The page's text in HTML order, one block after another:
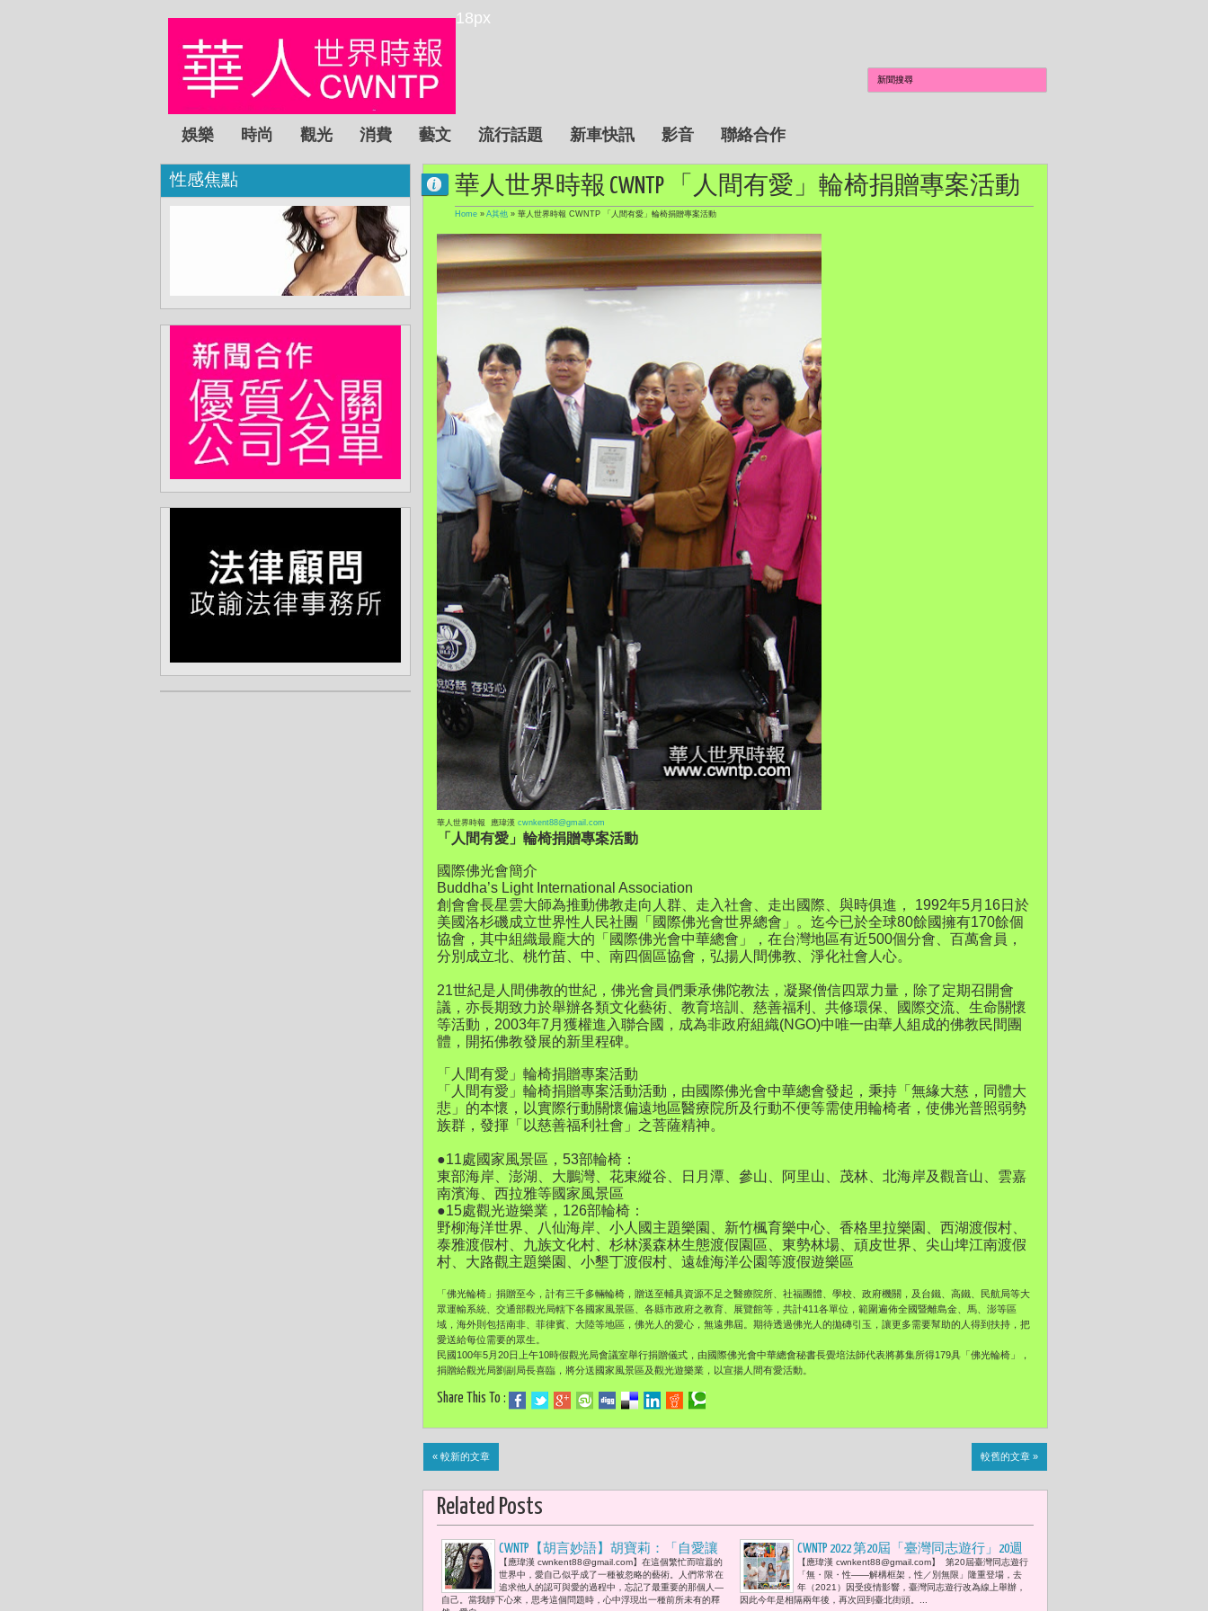
18px
娛樂 時尚 觀光 消費 藝文 流行話題 新車快訊 影音 聯絡合作
華人世界時報 CWNTP 「人間有愛」輪椅捐贈專案活動
Home » A其他 » 華人世界時報 CWNTP 「人間有愛」輪椅捐贈專案活動
華人世界時報 應瑋漢 cwnkent88@gmail.com
「人間有愛」輪椅捐贈專案活動
國際佛光會簡介
Buddha’s Light International Association
創會會長星雲大師為推動佛教走向人群、走入社會、走出國際、與時俱進， 1992年5月16日於
美國洛杉磯成立世界性人民社團「國際佛光會世界總會」。迄今已於全球80餘國擁有170餘個
協會，其中組織最龐大的「國際佛光會中華總會」，在台灣地區有近500個分會、百萬會員，
分別成立北、桃竹苗、中、南四個區協會，弘揚人間佛教、淨化社會人心。
21世紀是人間佛教的世紀，佛光會員們秉承佛陀教法，凝聚僧信四眾力量，除了定期召開會
議，亦長期致力於舉辦各類文化藝術、教育培訓、慈善福利、共修環保、國際交流、生命關懷
等活動，2003年7月獲權進入聯合國，成為非政府組織(NGO)中唯一由華人組成的佛教民間團
體，開拓佛教發展的新里程碑。
「人間有愛」輪椅捐贈專案活動
「人間有愛」輪椅捐贈專案活動活動，由國際佛光會中華總會發起，秉持「無緣大慈，同體大
悲」的本懷，以實際行動關懷偏遠地區醫療院所及行動不便等需使用輪椅者，使佛光普照弱勢
族群，發揮「以慈善福利社會」之菩薩精神。
●11處國家風景區，53部輪椅：
東部海岸、澎湖、大鵬灣、花東縱谷、日月潭、參山、阿里山、茂林、北海岸及觀音山、雲嘉
南濱海、西拉雅等國家風景區
●15處觀光遊樂業，126部輪椅：
野柳海洋世界、八仙海岸、小人國主題樂園、新竹楓育樂中心、香格里拉樂園、西湖渡假村、
泰雅渡假村、九族文化村、杉林溪森林生態渡假園區、東勢林場、頑皮世界、尖山埤江南渡假
村、大路觀主題樂園、小墾丁渡假村、遠雄海洋公園等渡假遊樂區
「佛光輪椅」捐贈至今，計有三千多輛輪椅，贈送至輔具資源不足之醫療院所、社福團體、學校、政府機關，及台鐵、高鐵、民航局等大
眾運輸系統、交通部觀光局轄下各國家風景區、各縣市政府之教育、展覽館等，共計411各單位，範圍遍佈全國暨離島金、馬、澎等區
域，海外則包括南非、菲律賓、大陸等地區，佛光人的愛心，無遠弗屆。期待透過佛光人的拋磚引玉，讓更多需要幫助的人得到扶持，把
愛送給每位需要的眾生。
民國100年5月20日上午10時假觀光局會議室舉行捐贈儀式，由國際佛光會中華總會秘書長覺培法師代表將募集所得179具「佛光輪椅」，
捐贈給觀光局劉副局長喜臨，將分送國家風景區及觀光遊樂業，以宣揚人間有愛活動。
Share This To :
« 較新的文章 較舊的文章 »
Related Posts
CWNTP【胡言妙語】胡寶莉：「自愛讓
我們在面對困難時，能夠更加堅定與從
容，也讓我們在給予他人愛時，能夠更
加真誠與無畏。」
【應瑋漢 cwnkent88@gmail.com】在這個繁忙而喧囂的
世界中，愛自己似乎成了一種被忽略的藝術。人們常常在
追求他人的認可與愛的過程中，忘記了最重要的那個人—
自己。當我靜下心來，思考這個問題時，心中浮現出一種前所未有的釋
CWNTP 2022 第20屆「臺灣同志遊行」20週
年: 2.陳芳語Kimberley化身無色彩虹女神為
平權上街頭 彭國書表示：「吉立亞醫藥
(Gilead)延續《無色彩虹》的主題，提醒
【應瑋漢 cwnkent88@gmail.com】 第20屆臺灣同志遊行
「無・限・性——解構框架，性／別無限」隆重登場，去
年（2021）因受疫情影響，臺灣同志遊行改為線上舉辦，
因此今年是相隔兩年後，再次回到臺北街頭。...
性感焦點